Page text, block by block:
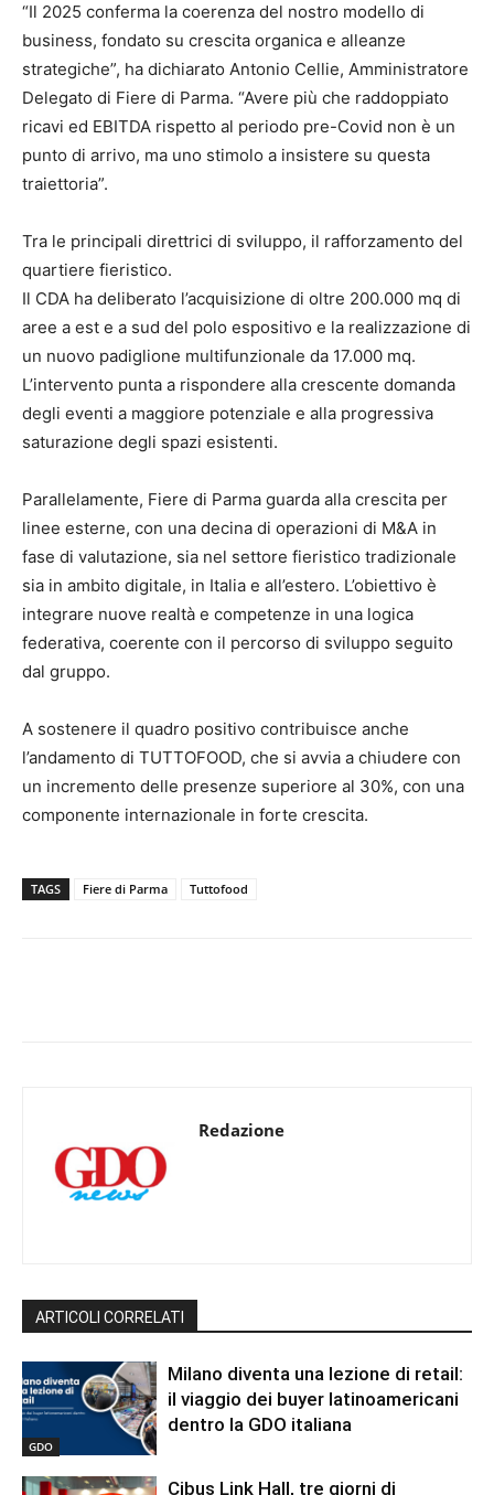
“Il 2025 conferma la coerenza del nostro modello di
business, fondato su crescita organica e alleanze
strategiche”, ha dichiarato Antonio Cellie, Amministratore
Delegato di Fiere di Parma. “Avere più che raddoppiato
ricavi ed EBITDA rispetto al periodo pre-Covid non è un
punto di arrivo, ma uno stimolo a insistere su questa
traiettoria”.
Tra le principali direttrici di sviluppo, il rafforzamento del
quartiere fieristico.
Il CDA ha deliberato l’acquisizione di oltre 200.000 mq di
aree a est e a sud del polo espositivo e la realizzazione di
un nuovo padiglione multifunzionale da 17.000 mq.
L’intervento punta a rispondere alla crescente domanda
degli eventi a maggiore potenziale e alla progressiva
saturazione degli spazi esistenti.
Parallelamente, Fiere di Parma guarda alla crescita per
linee esterne, con una decina di operazioni di M&A in
fase di valutazione, sia nel settore fieristico tradizionale
sia in ambito digitale, in Italia e all’estero. L’obiettivo è
integrare nuove realtà e competenze in una logica
federativa, coerente con il percorso di sviluppo seguito
dal gruppo.
A sostenere il quadro positivo contribuisce anche
l’andamento di TUTTOFOOD, che si avvia a chiudere con
un incremento delle presenze superiore al 30%, con una
componente internazionale in forte crescita.
TAGS Fiere di Parma Tuttofood
Redazione
ARTICOLI CORRELATI
GDO
Milano diventa una lezione di retail:
il viaggio dei buyer latinoamericani
dentro la GDO italiana
Cibus Link Hall, tre giorni di